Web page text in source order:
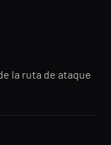
la ruta de ataque